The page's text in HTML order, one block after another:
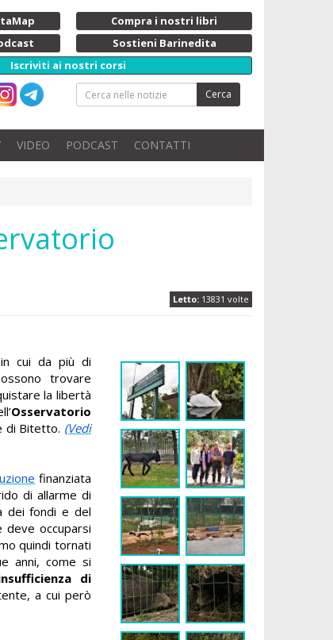
Compra i nostri libri
Sostieni Barinedita
Iscriviti ai nostri corsi
Cerca
VIDEO PODCAST CONTATTI
Letto: 13831 volte
cui da più di
trovare
la libertà
Osservatorio
di Bitetto. (Vedi
finanziata
di allarme di
dei fondi e del
occuparsi
quindi tornati
anni, come si
di
a cui però